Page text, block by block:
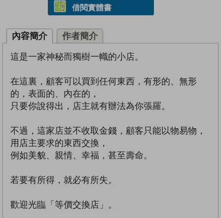
借閱實體書
內容簡介 作者簡介
這是一家神秘而獨樹一幟的小店。
在這裏，顧客可以買到任何東西，有形的、無形
的，表面的、內在的，
只要你說得出，店主就有辦法為你張羅。
不過，這家店並不收取金錢，顧客只能以物易物，
用店主要求的東西交換，
例如美貌、親情、幸福，甚至壽命。
若要有所得，就必有所失。
歡迎光臨「等價交換店」。